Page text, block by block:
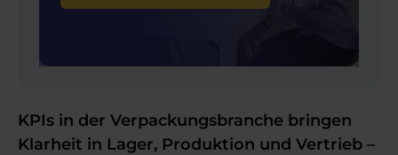
KPIs in der Verpackungsbranche bringen
Klarheit in Lager, Produktion und Vertrieb –